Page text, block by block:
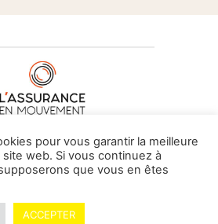
DE NOUS•CONTACT
-By Vovoxx Média
pour vous garantir la meilleure
web. Si vous continuez à
que vous en êtes
ACCEPTER